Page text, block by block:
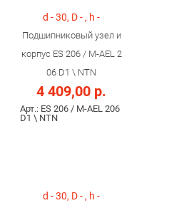
d - 30, D - , h -
Подшипниковый узел и
корпус ES 206 / M-AEL 2
06 D1 \ NTN
4 409,00 р.
Арт.: ES 206 / M-AEL 206
D1 \ NTN
d - 30, D - , h -